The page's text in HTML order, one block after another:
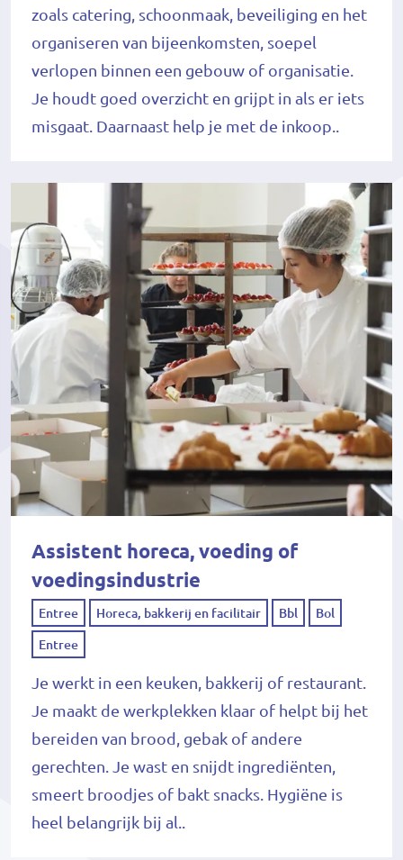
zoals catering, schoonmaak, beveiliging en het
organiseren van bijeenkomsten, soepel
verlopen binnen een gebouw of organisatie.
Je houdt goed overzicht en grijpt in als er iets
misgaat. Daarnaast help je met de inkoop..
Assistent horeca, voeding of
voedingsindustrie
Entree Horeca, bakkerij en facilitair Bbl Bol
Entree
Je werkt in een keuken, bakkerij of restaurant.
Je maakt de werkplekken klaar of helpt bij het
bereiden van brood, gebak of andere
gerechten. Je wast en snijdt ingrediënten,
smeert broodjes of bakt snacks. Hygiëne is
heel belangrijk bij al..